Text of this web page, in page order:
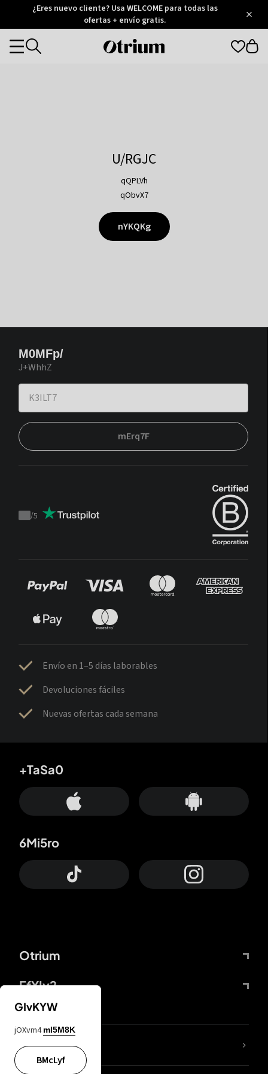
Otrium
Trustpilot
¿Eres nuevo cliente? Usa WELCOME para todas las
ofertas + envío gratis.
Otrium
Categories
U/RGJC
qQPLVh
qObvX7
nYKQKg
M0MFp/
J+WhhZ
mErq7F
Trustpilot
/5
Envío en 1–5 días laborables
Devoluciones fáciles
Nuevas ofertas cada semana
Otrium
FfYIy2
+TaSa0
6Mi5ro
65A04M
GIvKYW
jOXvm4 mI5M8K
BMcLyf